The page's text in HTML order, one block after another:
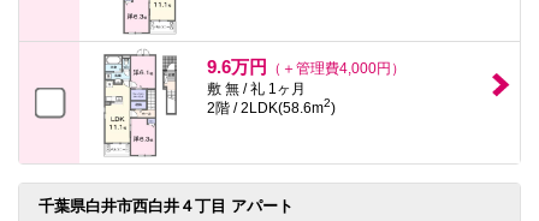
9.6万円
（＋管理費4,000円）
敷 無 / 礼 1ヶ月
2階 / 2LDK(58.6m2)
千葉県白井市西白井４丁目 アパート